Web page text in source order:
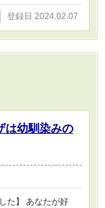
子は継いだ桜東
つての誠一の姿
、あまりにも危
(R-18シーンがあ
登録日 2024.02.07
は幼馴染みの
た】 あなたが好